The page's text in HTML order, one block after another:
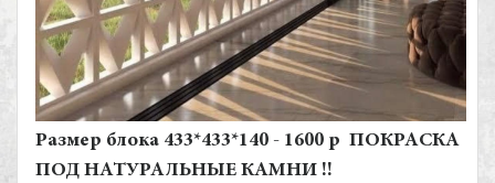
Размер блока 433*433*140 - 1600 р ПОКРАСКА
ПОД НАТУРАЛЬНЫЕ КАМНИ !!